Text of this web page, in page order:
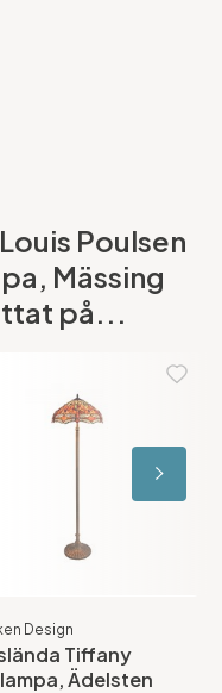
Poulsen
Mässing
på...
Design
Tiffany
Ädelsten